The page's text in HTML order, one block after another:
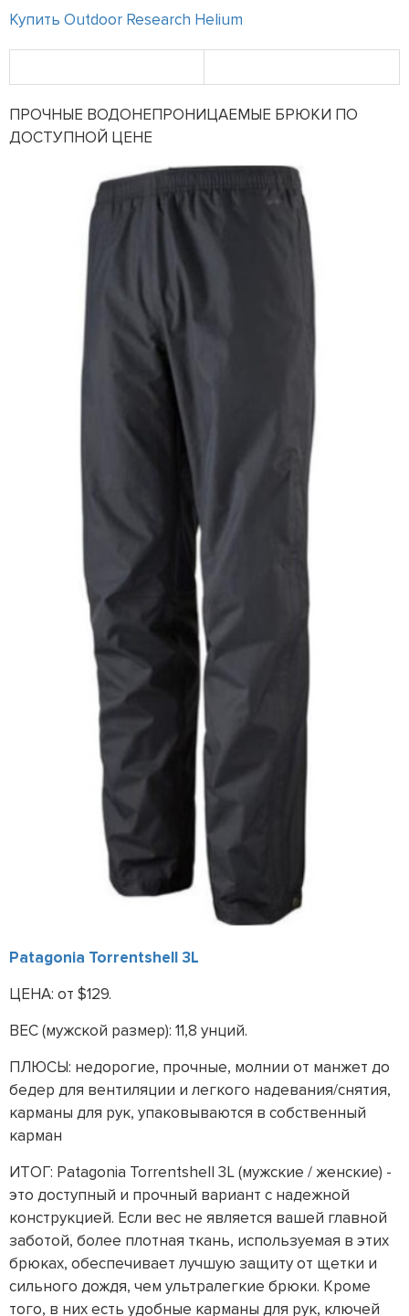
Купить Outdoor Research Helium
ПРОЧНЫЕ ВОДОНЕПРОНИЦАЕМЫЕ БРЮКИ ПО
ДОСТУПНОЙ ЦЕНЕ
Patagonia Torrentshell 3L
ЦЕНА: от $129.
ВЕС (мужской размер): 11,8 унций.
ПЛЮСЫ: недорогие, прочные, молнии от манжет до
бедер для вентиляции и легкого надевания/снятия,
карманы для рук, упаковываются в собственный
карман
ИТОГ: Patagonia Torrentshell 3L (мужские / женские) -
это доступный и прочный вариант с надежной
конструкцией. Если вес не является вашей главной
заботой, более плотная ткань, используемая в этих
брюках, обеспечивает лучшую защиту от щетки и
сильного дождя, чем ультралегкие брюки. Кроме
того, в них есть удобные карманы для рук, ключей